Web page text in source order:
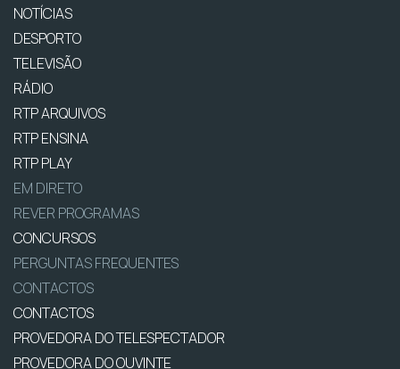
NOTÍCIAS
DESPORTO
TELEVISÃO
RÁDIO
RTP ARQUIVOS
RTP ENSINA
RTP PLAY
EM DIRETO
REVER PROGRAMAS
CONCURSOS
PERGUNTAS FREQUENTES
CONTACTOS
CONTACTOS
PROVEDORA DO TELESPECTADOR
PROVEDORA DO OUVINTE